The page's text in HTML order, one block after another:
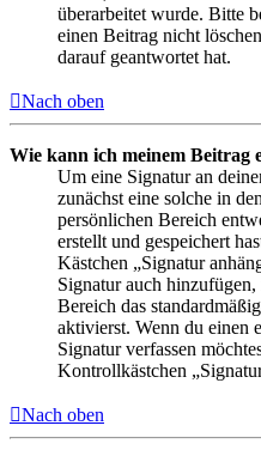
überarbeitet wurde. Bitte
einen Beitrag nicht
darauf geantwortet hat.
Nach oben
Wie kann ich meinem Beitrag
Um eine Signatur an
zunächst eine solche in
persönlichen Bereich
erstellt und gespeichert
Kästchen „Signatur
Signatur auch
Bereich das
aktivierst. Wenn du einen
Signatur verfassen
Kontrollkästchen
Nach oben